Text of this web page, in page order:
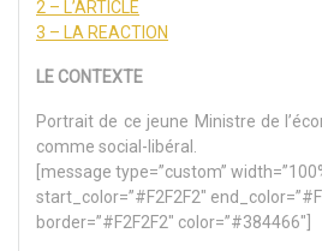
2 – L’ARTICLE
3 – LA REACTION
LE CONTEXTE
Portrait de ce jeune Ministre de
comme social-libéral.
[message type=”custom”
start_color=”#F2F2F2″
border=”#F2F2F2″ color=”#384466″]